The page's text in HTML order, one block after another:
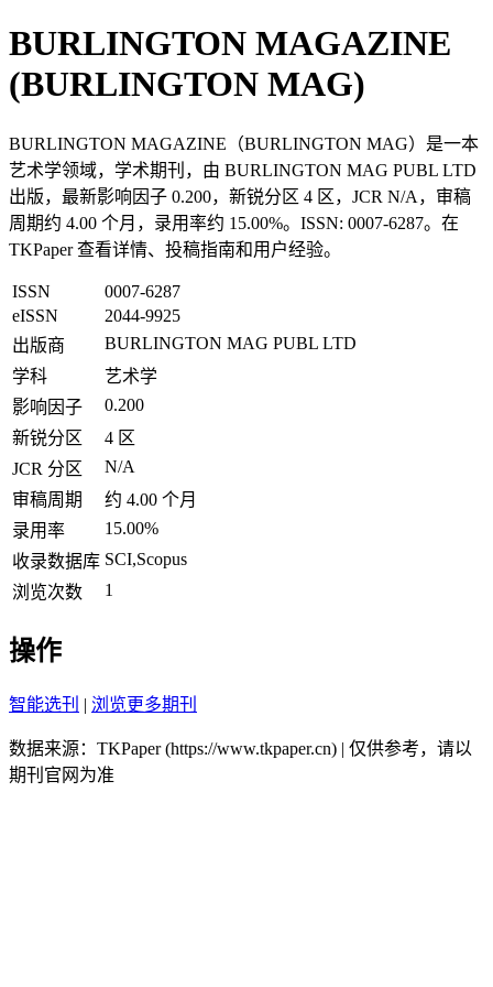
BURLINGTON MAGAZINE
(BURLINGTON MAG)
BURLINGTON MAGAZINE（BURLINGTON MAG）是一本
艺术学领域，学术期刊，由 BURLINGTON MAG PUBL LTD
出版，最新影响因子 0.200，新锐分区 4 区，JCR N/A，审稿
周期约 4.00 个月，录用率约 15.00%。ISSN: 0007-6287。在
TKPaper 查看详情、投稿指南和用户经验。
ISSN
0007-6287
eISSN
2044-9925
出版商
BURLINGTON MAG PUBL LTD
学科
艺术学
影响因子
0.200
新锐分区
4 区
JCR 分区
N/A
审稿周期
约 4.00 个月
录用率
15.00%
收录数据库 SCI,Scopus
浏览次数
1
操作
智能选刊 | 浏览更多期刊
数据来源：TKPaper (https://www.tkpaper.cn) | 仅供参考，请以
期刊官网为准